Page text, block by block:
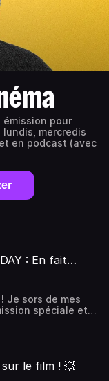
émission pour
mercredis
en podcast (avec
: En fait…
Je sors de mes
spéciale et
déjà tout en
Pour soutenir
Universe" :
sur le film ! 💥